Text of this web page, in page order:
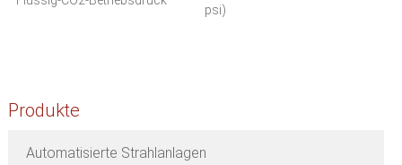
psi)
Produkte
Automatisierte Strahlanlagen